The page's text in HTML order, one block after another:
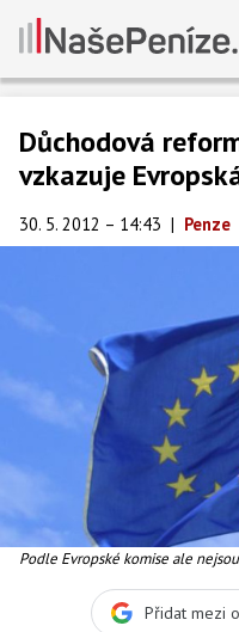
Důchodová
vzkazuje
30. 5. 2012 – 14:43 | Penze
Podle Evropské komise ale
Přidat mezi